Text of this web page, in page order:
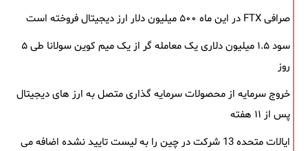
صرافی FTX در این ماه ۵۰۰ میلیون دلار ارز دیجیتال فروخته است
سود ۱.۵ میلیون دلاری یک معامله ‌گر از یک میم‌ کوین سولانا طی ۵
روز
خروج سرمایه از محصولات سرمایه ‌گذاری متصل به ارز های دیجیتال
پس از ۱۱ هفته
ایالات متحده 13 شرکت در چین را به لیست تایید نشده اضافه می